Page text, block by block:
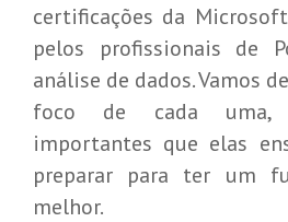
certificações da
pelos profissionais de
análise de dados. Vamos
foco de cada uma,
importantes que elas
preparar para ter um
melhor.